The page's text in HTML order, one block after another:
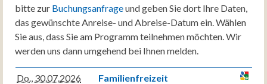
bitte zur Buchungsanfrageund geben Sie dort Ihre Daten,
das gewünschte Anreise- und Abreise-Datum ein. Wählen
Sie aus, dass Sie am Programm teilnehmen möchten. Wir
werden uns dann umgehend bei Ihnen melden.
Do., 30.07.2026
Familienfreizeit